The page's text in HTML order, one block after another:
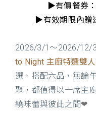
▶有價餐券
▶有效期限內贈
2026/3/1～2026/12/
to Night 主廚特選雙人
選、搭配六品，無論
聚，都值得以一席主
繞味蕾與彼此之間❤